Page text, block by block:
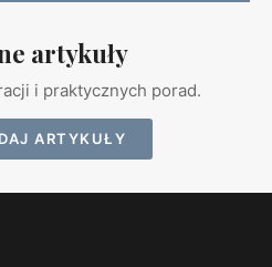
artykuły
i praktycznych porad.
ARTYKUŁY